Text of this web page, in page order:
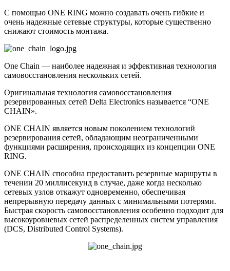
С помощью ONE RING можно создавать очень гибкие и
очень надежные сетевые структуры, которые существенно
снижают стоимость монтажа.
One Chain — наиболее надежная и эффективная технология
самовосстановления нескольких сетей.
Оригинальная технология самовосстановления
резервированных сетей Delta Electronics называется “ONE
CHAIN».
ONE CHAIN является новым поколением технологий
резервирования сетей, обладающим неограниченными
функциями расширения, происходящих из концепции ONE
RING.
ONE CHAIN способна предоставить резервные маршруты в
течении 20 миллисекунд в случае, даже когда несколько
сетевых узлов откажут одновременно, обеспечивая
непрерывную передачу данных с минимальными потерями.
Быстрая скорость самовосстановления особенно подходит для
высокоуровневых сетей распределенных систем управления
(DCS, Distributed Control Systems).